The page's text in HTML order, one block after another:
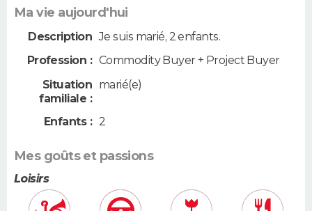
Ma vie aujourd'hui
Description Je suis marié, 2 enfants.
Profession : Commodity Buyer + Project Buyer
Situation
familiale :
marié(e)
Enfants : 2
Mes goûts et passions
Loisirs